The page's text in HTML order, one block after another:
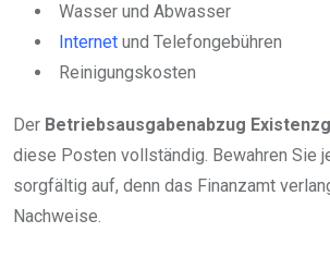
Wasser und Abwasser
Internet und Telefongebühren
Reinigungskosten
Der Betriebsausgabenabzug
diese Posten vollständig. Bewahren Sie
sorgfältig auf, denn das Finanzamt
Nachweise.